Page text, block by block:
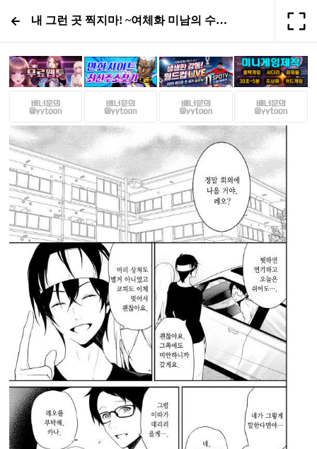
내 그런 곳 찍지마! ~여체화 미남의 수난~21화